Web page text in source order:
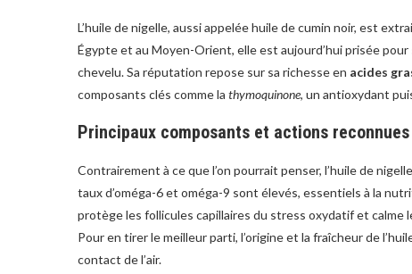
L’huile de nigelle, aussi appelée huile de cumin noir, est
Égypte et au Moyen-Orient, elle est aujourd’hui prisée
chevelu. Sa réputation repose sur sa richesse en acides
composants clés comme la thymoquinone, un antioxydant
Principaux composants et actions reconnues
Contrairement à ce que l’on pourrait penser, l’huile de
taux d’oméga-6 et oméga-9 sont élevés, essentiels à la
protège les follicules capillaires du stress oxydatif et
Pour en tirer le meilleur parti, l’origine et la fraîcheur de
contact de l’air.